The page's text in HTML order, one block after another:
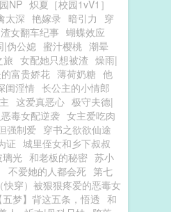
NP 炽夏［校园1vV1］
太深 艳嫁录 暗引力
穿
女翻车纪事 蝴蝶效应
|伪公媳 蜜汁樱桃 潮晕
旅 女配她只想被渣 燥雨|
富贵娇花 薄荷奶糖 他
闺淫情 长公主的小情郎
这爱真恶心 极守夫德|
毒女配逆袭 女主爱吃肉
强制爱 穿书之欲欲仙途
证 城里侄女和乡下叔叔
璃光 和老板的秘密 苏小
不爱她的人都会死 第七
（快穿）被狠狠疼爱的恶毒女
【五梦】背这五条，悟透 和